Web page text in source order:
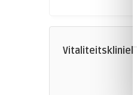
Vitaliteitskliniek